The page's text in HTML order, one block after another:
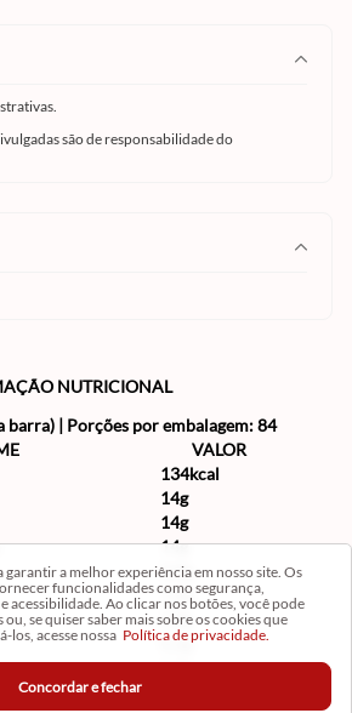
a melhor experiência em nosso site. Os
funcionalidades como segurança,
acessibilidade. Ao clicar nos botões, você pode
se quiser saber mais sobre os cookies que
los, acesse nossa Política de privacidade.
Concordar e fechar
são de responsabilidade do
NUTRICIONAL
barra) | Porções por embalagem: 84
VALOR
134kcal
14g
14g
14g
0,9g
7,9g
7,3g
0,1g
1,2g